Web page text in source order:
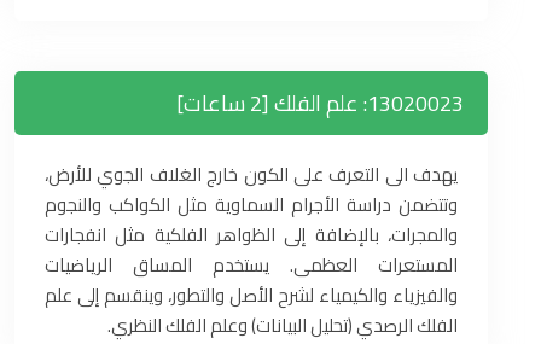
13020023: علم الفلك [2 ساعات]
يهدف الى التعرف على الكون خارج الغلاف الجوي للأرض،
وتتضمن دراسة الأجرام السماوية مثل الكواكب والنجوم
والمجرات، بالإضافة إلى الظواهر الفلكية مثل انفجارات
المستعرات العظمى. يستخدم المساق الرياضيات
والفيزياء والكيمياء لشرح الأصل والتطور، وينقسم إلى علم
الفلك الرصدي (تحليل البيانات) وعلم الفلك النظري.